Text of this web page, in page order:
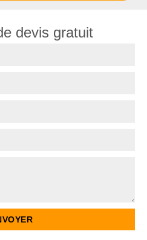
devis gratuit